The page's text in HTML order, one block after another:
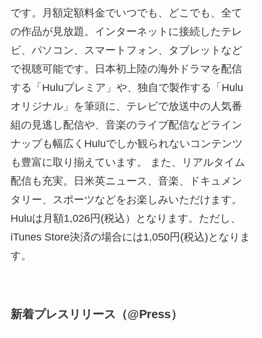
です。月額定額料金でいつでも、どこでも、全て
の作品が見放題。インターネットに接続したテレ
ビ、パソコン、スマートフォン、タブレットなど
で視聴可能です。日本初上陸の海外ドラマを配信
する「Huluプレミア」や、独自で製作する「Hulu
オリジナル」を筆頭に、テレビで放送中の人気番
組の見逃し配信や、音楽のライブ配信などライン
ナップも幅広くHuluでしか観られないコンテンツ
も豊富に取り揃えています。 また、リアルタイム
配信も充実。日米英ニュース、音楽、ドキュメン
タリー、スポーツなどをお楽しみいただけます。
Huluは月額1,026円(税込）となります。ただし、
iTunes Store決済の場合には1,050円(税込)となりま
す。
新着プレスリリース（@Press）